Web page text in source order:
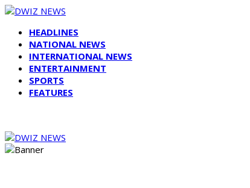
HEADLINES
NATIONAL NEWS
INTERNATIONAL NEWS
ENTERTAINMENT
SPORTS
FEATURES